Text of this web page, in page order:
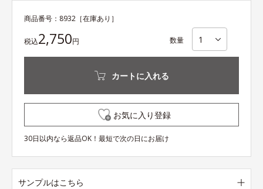
商品番号： 8932 ［在庫あり］
税込2,750円 数量
カートに入れる
お気に入り登録
30日以内なら返品OK！最短で次の日にお届け
サンプルはこちら